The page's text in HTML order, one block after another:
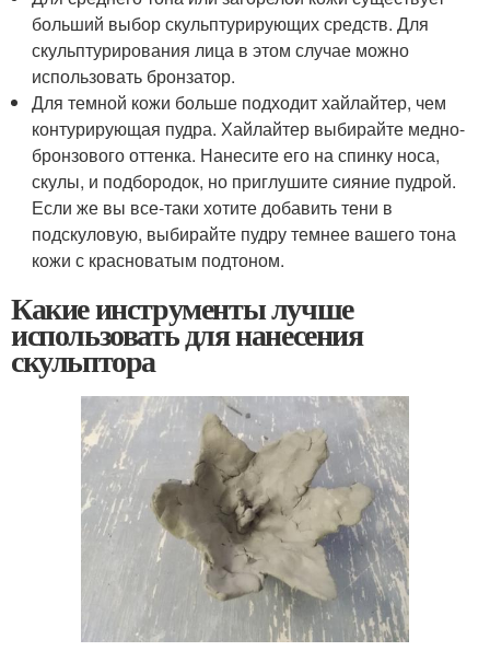
больший выбор скульптурирующих средств. Для
скульптурирования лица в этом случае можно
использовать бронзатор.
Для темной кожи больше подходит хайлайтер, чем
контурирующая пудра. Хайлайтер выбирайте медно-
бронзового оттенка. Нанесите его на спинку носа,
скулы, и подбородок, но приглушите сияние пудрой.
Если же вы все-таки хотите добавить тени в
подскуловую, выбирайте пудру темнее вашего тона
кожи с красноватым подтоном.
Какие инструменты лучше
использовать для нанесения
скульптора